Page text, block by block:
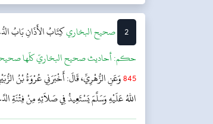
2 ‌‌صحيح البخاريكِتَابُ الأَذَانِبَابُ
حکم:أحاديث صحيح البخاريّ كلّها
845وَعَنِ الزُّهْرِيِّ، قَالَ: أَخْبَرَنِي عُرْوَةُ بْنُ
اللهُ عَلَيْهِ وَسَلَّمَ يَسْتَعِيذُ فِي صَلاَتِهِ مِنْ فِتْنَةِ